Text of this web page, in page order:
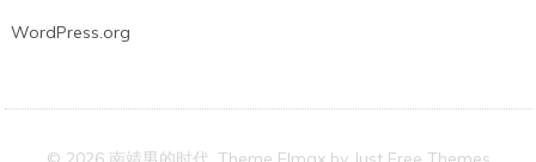
WordPress.org